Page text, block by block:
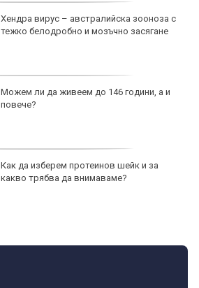
Хендра вирус – австралийска зооноза с
тежко белодробно и мозъчно засягане
Можем ли да живеем до 146 години, а и
повече?
Как да изберем протеинов шейк и за
какво трябва да внимаваме?